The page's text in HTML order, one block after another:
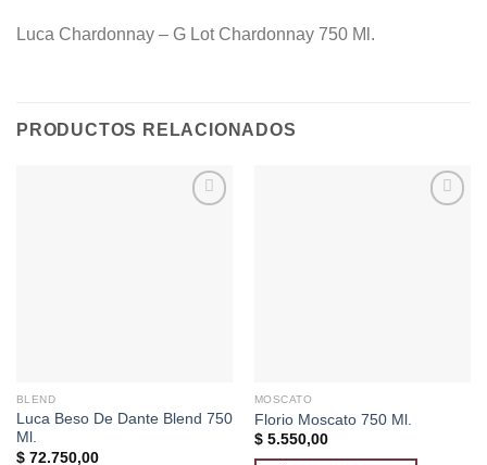
Luca Chardonnay – G Lot Chardonnay 750 Ml.
PRODUCTOS RELACIONADOS
BLEND
Luca Beso De Dante Blend 750
Ml.
$72.750,00
MOSCATO
Florio Moscato 750 Ml.
$5.550,00